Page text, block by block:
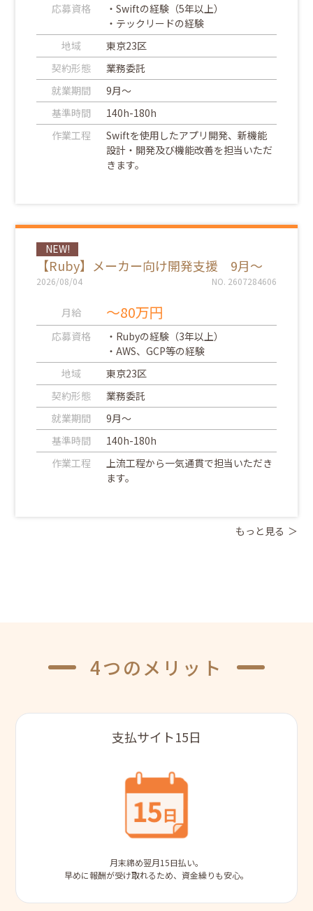
応募資格
・Swiftの経験（5年以上）
・テックリードの経験
地域
東京23区
契約形態
業務委託
就業期間
9月～
基準時間
140h-180h
作業工程
Swiftを使用したアプリ開発、新機能
設計・開発及び機能改善を担当いただ
きます。
NEW!
【Ruby】メーカー向け開発支援 9月～
2026/08/04 NO. 2607284606
月給 ～80万円
応募資格
・Rubyの経験（3年以上）
・AWS、GCP等の経験
地域
東京23区
契約形態
業務委託
就業期間
9月～
基準時間
140h-180h
作業工程
上流工程から一気通貫で担当いただき
ます。
もっと見る
4つのメリット
支払サイト15日
月末締め翌月15日払い。
早めに報酬が受け取れるため、資金繰りも安心。